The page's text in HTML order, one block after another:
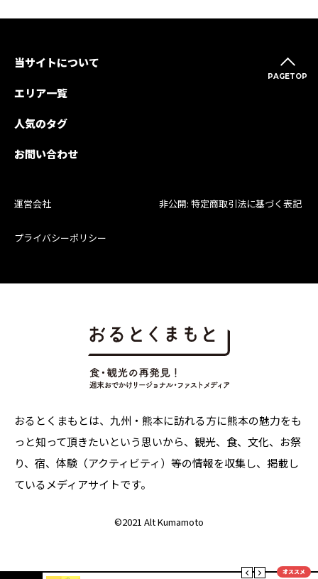
PAGETOP
当サイトについて
エリア一覧
人気のタグ
お問い合わせ
運営会社 非公開: 特定商取引法に基づく表記
プライバシーポリシー
おるとくまもとは、九州・熊本に訪れる方に熊本の魅力をも
っと知って頂きたいという思いから、観光、食、文化、お祭
り、宿、体験（アクティビティ）等の情報を収集し、掲載し
ているメディアサイトです。
©2021 Alt Kumamoto
オススメ